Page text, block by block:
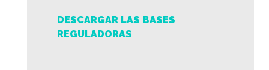
DESCARGAR LAS BASES
REGULADORAS